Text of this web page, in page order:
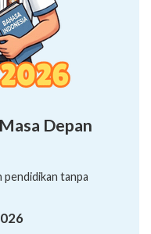
Depan
pendidikan tanpa